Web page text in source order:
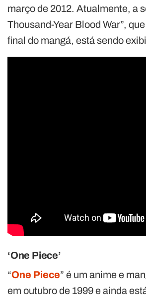
março de 2012. Atualmente, a
Thousand-Year Blood War”,
final do mangá, está sendo
‘One Piece’
“One Piece” é um anime e
em outubro de 1999 e ainda